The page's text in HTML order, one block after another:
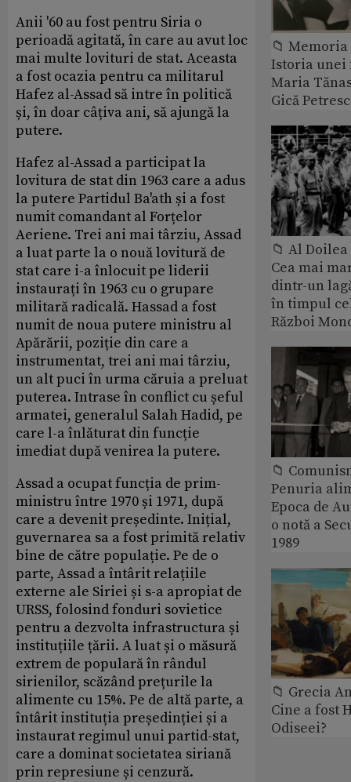
Anii '60 au fost pentru Siria o
perioadă agitată, în care au avut loc
mai multe lovituri de stat. Aceasta
a fost ocazia pentru ca militarul
Hafez al-Assad să intre în politică
și, în doar câțiva ani, să ajungă la
putere.
Hafez al-Assad a participat la
lovitura de stat din 1963 care a adus
la putere Partidul Ba'ath și a fost
numit comandant al Forțelor
Aeriene. Trei ani mai târziu, Assad
a luat parte la o nouă lovitură de
stat care i-a înlocuit pe liderii
instaurați în 1963 cu o grupare
militară radicală. Hassad a fost
numit de noua putere ministru al
Apărării, poziție din care a
instrumentat, trei ani mai târziu,
un alt puci în urma căruia a preluat
puterea. Intrase în conflict cu șeful
armatei, generalul Salah Hadid, pe
care l-a înlăturat din funcție
imediat după venirea la putere.
Assad a ocupat funcția de prim-
ministru între 1970 și 1971, după
care a devenit președinte. Inițial,
guvernarea sa a fost primită relativ
bine de către populație. Pe de o
parte, Assad a întârit relațiile
externe ale Siriei și s-a apropiat de
URSS, folosind fonduri sovietice
pentru a dezvolta infrastructura și
instituțiile țării. A luat și o măsură
extrem de populară în rândul
sirienilor, scăzând prețurile la
alimente cu 15%. Pe de altă parte, a
întârit instituția președinției și a
instaurat regimul unui partid-stat,
care a dominat societatea siriană
prin represiune și cenzură.
📁
Istoria
Maria
Gică
📁 Al
Cea mai
dintr-un
în timpul
Război
📁
Penuria
Epoca de
o notă a
1989
📁 Grecia
Cine a fost
Odiseei?